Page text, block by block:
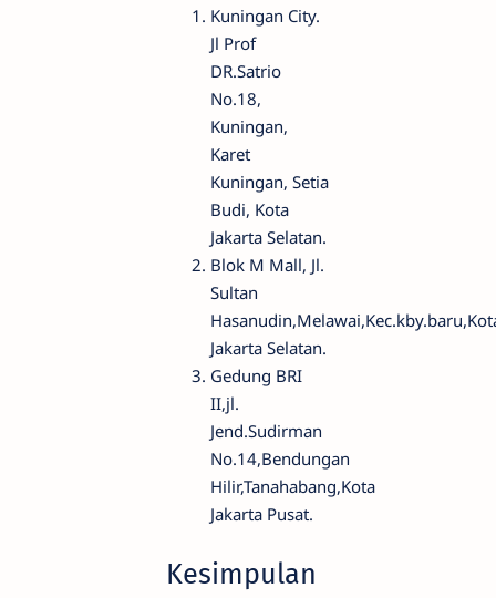
Kuningan City.
Jl Prof
DR.Satrio
No.18,
Kuningan,
Karet
Kuningan, Setia
Budi, Kota
Jakarta Selatan.
Blok M Mall, Jl.
Sultan
Jakarta Selatan.
Gedung BRI
II,jl.
Jend.Sudirman
No.14,Bendungan
Hilir,Tanahabang,Kota
Jakarta Pusat.
Kesimpulan